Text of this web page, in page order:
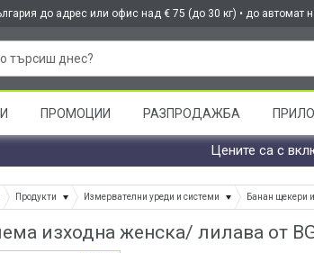
до адрес или офис над € 75 (до 30 кг) • до автомат
ПРОМОЦИИ РАЗПРОДАЖБА
Цените са с
Продукти Измервателни уреди и системи Банан щекери
изходна женска/ лилава от